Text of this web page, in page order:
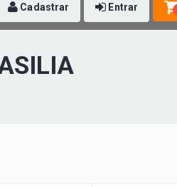
Cadastrar Entrar